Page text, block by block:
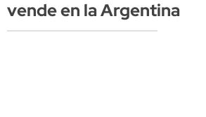
vende en la Argentina